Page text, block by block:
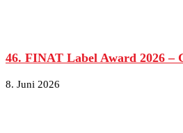
46. FINAT Label Award 2026 –
8. Juni 2026